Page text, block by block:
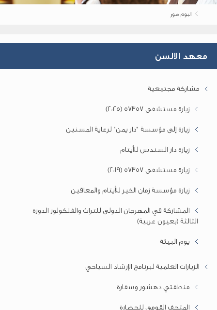
البوم صور
معهد الالسن
مشاركة مجتمعية
زيارة مستشفى 57357 (2025)
زيارة إلى مؤسسة "دار يمن" لرعاية المسنين
زيارة دار السندس للأيتام
زيارة مستشفى 57357 (2019)
زيارة مؤسسة زمان الخير للأيتام والمعاقين
المشاركة في المهرجان الدولى للتراث والفلكولور الدورة
الثالثة (بعيون عربية)
يوم البيئة
الزيارات العلمية لبرنامج الإرشاد السياحي
منطقتي دهشور وسقارة
المتحف القومى للحضارة